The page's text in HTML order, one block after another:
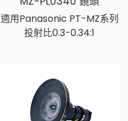
適用Panasonic PT-MZ系列
投射比0.3-0.34:1